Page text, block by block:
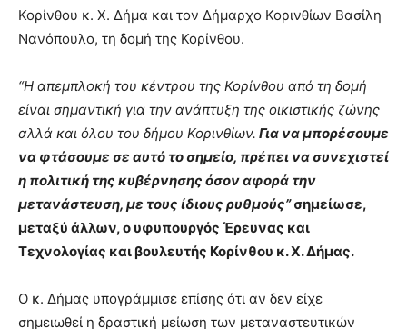
Κορίνθου κ. Χ. Δήμα και τον Δήμαρχο Κορινθίων Βασίλη
Νανόπουλο, τη δομή της Κορίνθου.
“Η απεμπλοκή του κέντρου της Κορίνθου από τη δομή
είναι σημαντική για την ανάπτυξη της οικιστικής ζώνης
αλλά και όλου του δήμου Κορινθίων. Για να μπορέσουμε
να φτάσουμε σε αυτό το σημείο, πρέπει να συνεχιστεί
η πολιτική της κυβέρνησης όσον αφορά την
μετανάστευση, με τους ίδιους ρυθμούς”σημείωσε,
μεταξύ άλλων, ο υφυπουργός Έρευνας και
Τεχνολογίας και βουλευτής Κορίνθου κ. Χ. Δήμας.
Ο κ. Δήμας υπογράμμισε επίσης ότι αν δεν είχε
σημειωθεί η δραστική μείωση των μεταναστευτικών